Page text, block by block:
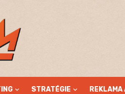
STRATÉGIE REKLAMA